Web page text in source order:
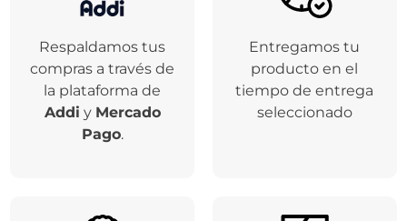
Respaldamos tus
compras a través de
la plataforma de
Addi y Mercado
Pago.
Entregamos tu
producto en el
tiempo de entrega
seleccionado